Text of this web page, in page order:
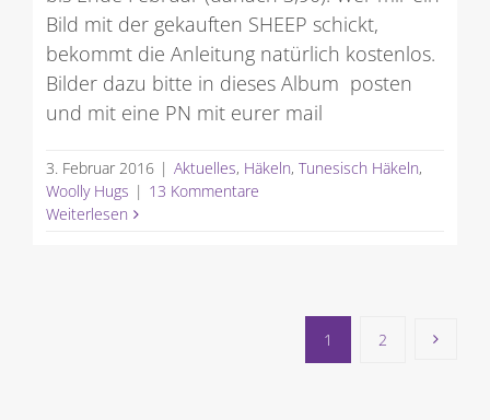
Bild mit der gekauften SHEEP schickt,
bekommt die Anleitung natürlich kostenlos.
Bilder dazu bitte in dieses Album posten
und mit eine PN mit eurer mail
3. Februar 2016 | Aktuelles, Häkeln, Tunesisch Häkeln,
Woolly Hugs | 13 Kommentare
Weiterlesen
1 2